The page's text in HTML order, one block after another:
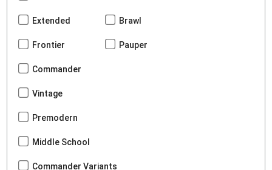
Extended Brawl
Frontier Pauper
Commander
Vintage
Premodern
Middle School
Commander Variants